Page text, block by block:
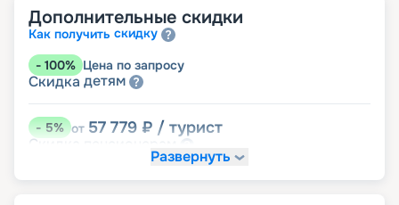
Дополнительные скидки
Как получить скидку
- 100% Цена по запросу
Скидка детям
-5% от 57 779 ₽ / турист
Скидка
Развернуть